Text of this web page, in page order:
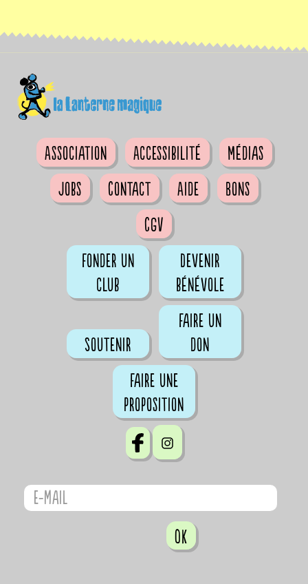
Association Accessibilité
Médias
Jobs
Contact Aide
Bons
CGV
Fonder un
club
Devenir
bénévole
Soutenir
Faire un
don
Faire une
proposition
OK